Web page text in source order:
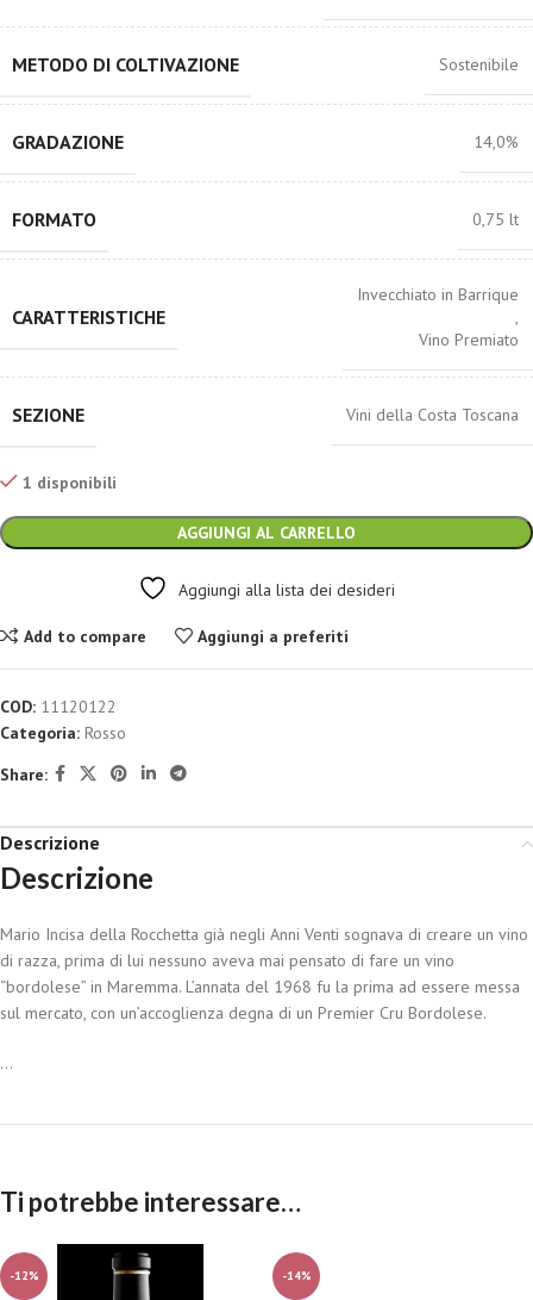
METODO DI COLTIVAZIONE Sostenibile
GRADAZIONE 14,0%
FORMATO 0,75 lt
CARATTERISTICHE
Invecchiato in Barrique
,
Vino Premiato
SEZIONE Vini della Costa Toscana
1 disponibili
AGGIUNGI AL CARRELLO
Aggiungi alla lista dei desideri
Add to compare Aggiungi a preferiti
COD: 11120122
Categoria: Rosso
Share:
Descrizione
Descrizione
Mario Incisa della Rocchetta già negli Anni Venti sognava di creare un vino
di razza, prima di lui nessuno aveva mai pensato di fare un vino
“bordolese” in Maremma. L’annata del 1968 fu la prima ad essere messa
sul mercato, con un’accoglienza degna di un Premier Cru Bordolese.
...
Ti potrebbe interessare…
-12% -14%